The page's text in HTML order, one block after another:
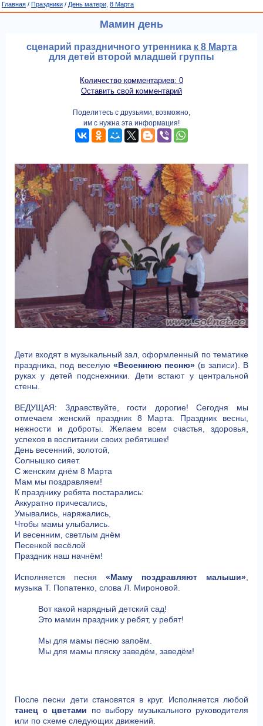
Главная / Праздники / День матери 8 Марта
Мамин день
сценарий праздничного утренника к 8 Марта
для детей второй младшей группы
Количество комментариев: 0
Оставить свой комментарий
Поделитесь с друзьями, возможно,
им с нужна эта информация!
Дети входят в музыкальный зал, оформленный по тематике
праздника, под веселую «Весеннюю песню» (в записи). В
руках у детей подснежники. Дети встают у центральной
стены.
ВЕДУЩАЯ: Здравствуйте, гости дорогие! Сегодня мы
отмечаем женский праздник 8 Марта. Праздник весны,
нежности и доброты. Желаем всем счастья, здоровья,
успехов в воспитании своих ребятишек!
День весенний, золотой,
Солнышко сияет.
С женским днём 8 Марта
Мам мы поздравляем!
К празднику ребята постарались:
Аккуратно причесались,
Умывались, наряжались,
Чтобы мамы улыбались.
И весенним, светлым днём
Песенкой весёлой
Праздник наш начнём!
Исполняется песня «Маму поздравляют малыши»
музыка Т. Попатенко, слова Л. Мироновой.
Вот какой нарядный детский сад!
Это мамин праздник у ребят, у ребят!
Мы для мамы песню запоём.
Мы для мамы пляску заведём, заведём!
После песни дети становятся в круг. Исполняется любой
танец с цветами по выбору музыкального руководителя
или по схеме следующих движений.